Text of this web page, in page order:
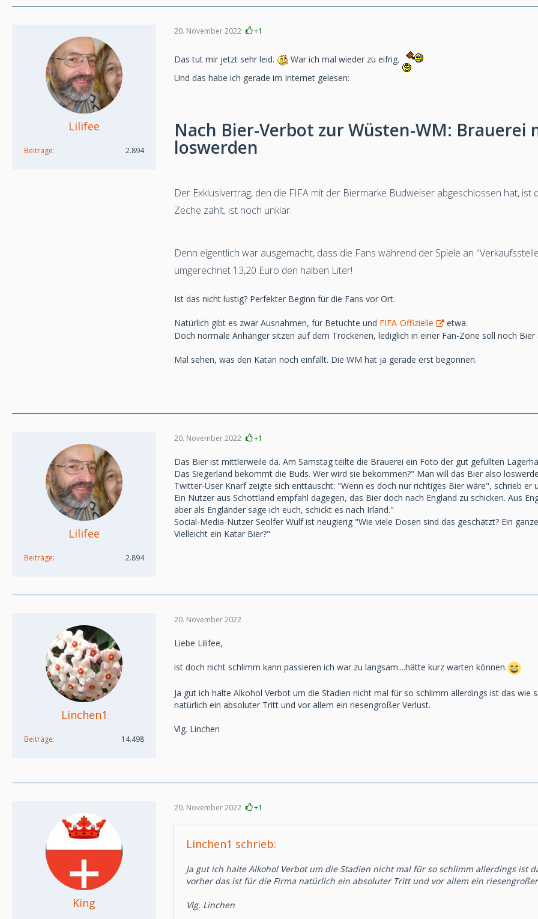
Lilifee
Beiträge 2.894
20. November 2022 +1
Das tut mir jetzt sehr leid.
War ich mal wieder zu eifrig.
Und das habe ich gerade im Internet gelesen:
Nach Bier-Verbot zur Wüsten-WM: Brauerei
loswerden
Der Exklusivertrag, den die FIFA mit der Biermarke Budweiser abgeschlossen hat,
Zeche zahlt, ist noch unklar.
Denn eigentlich war ausgemacht, dass die Fans während der Spiele an
umgerechnet 13,20 Euro den halben Liter!
Ist das nicht lustig? Perfekter Beginn für die Fans vor Ort.
Natürlich gibt es zwar Ausnahmen, für Betuchte und FIFA-Offizielle
etwa.
Doch normale Anhänger sitzen auf dem Trockenen, lediglich in einer Fan-Zone soll noch
Mal sehen, was den Katari noch einfällt. Die WM hat ja gerade erst begonnen.
Lilifee
Beiträge 2.894
20. November 2022 +1
Das Bier ist mittlerweile da. Am Samstag teilte die Brauerei ein Foto der gut gefüllten
Das Siegerland bekommt die Buds. Wer wird sie bekommen?" Man will das Bier also
Twitter-User Knarf zeigte sich enttäuscht: "Wenn es doch nur richtiges Bier wäre", schrieb
Ein Nutzer aus Schottland empfahl dagegen, das Bier doch nach England zu schicken. Aus
aber als Engländer sage ich euch, schickt es nach Irland."
Social-Media-Nutzer Seolfer Wulf ist neugierig "Wie viele Dosen sind das geschätzt? Ein
Vielleicht ein Katar Bier?"
Linchen1
Beiträge 14.498
20. November 2022
Liebe Lilifee,
ist doch nicht schlimm kann passieren ich war zu langsam....hätte kurz warten können.
Ja gut ich halte Alkohol Verbot um die Stadien nicht mal für so schlimm allerdings ist das
natürlich ein absoluter Tritt und vor allem ein riesengroßer Verlust.
Vlg. Linchen
King
20. November 2022 +1
Linchen1 schrieb:
Ja gut ich halte Alkohol Verbot um die Stadien nicht mal für so schlimm allerdings ist
vorher das ist für die Firma natürlich ein absoluter Tritt und vor allem ein
Vlg. Linchen